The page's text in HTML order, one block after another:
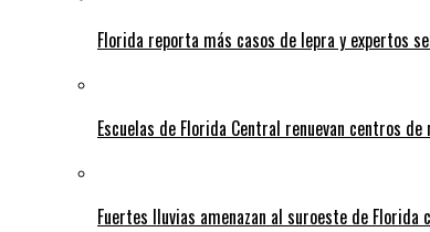
Florida reporta más casos de lepra y expertos
Escuelas de Florida Central renuevan centros
Fuertes lluvias amenazan al suroeste de Florida